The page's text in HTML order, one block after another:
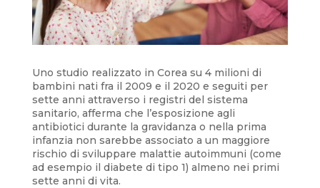
Uno studio realizzato in Corea su 4 milioni di
bambini nati fra il 2009 e il 2020 e seguiti per
sette anni attraverso i registri del sistema
sanitario, afferma che l’esposizione agli
antibiotici durante la gravidanza o nella prima
infanzia non sarebbe associato a un maggiore
rischio di sviluppare malattie autoimmuni (come
ad esempio il diabete di tipo 1) almeno nei primi
sette anni di vita.